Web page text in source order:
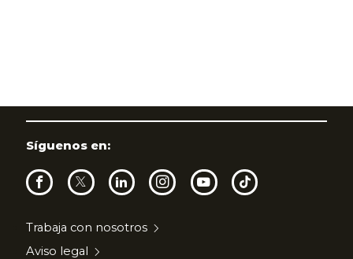
Trabaja con nosotros
Aviso legal
Síguenos en: